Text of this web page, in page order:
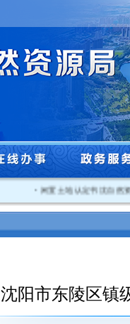
闲置土地认定书沈自然
沈阳市东陵区镇